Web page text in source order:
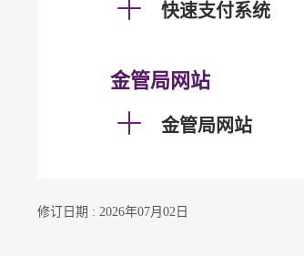
快速支付系统
金管局网站
金管局网站
修订日期 : 2026年07月02日